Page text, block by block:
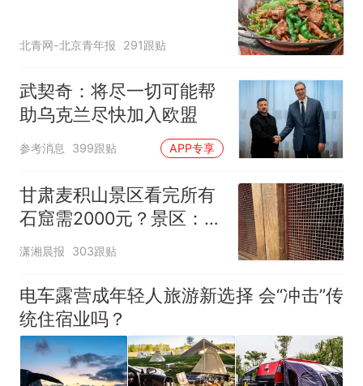
北青网-北京青年报 291跟贴
武契奇：将尽一切可能帮
助乌克兰尽快加入欧盟
参考消息 399跟贴 APP专享
甘肃麦积山景区看完所有
石窟需2000元？景区：部
分石窟受特别保护，游客
潇湘晨报 303跟贴
电车露营成年轻人旅游新选择 会“冲击”传
统住宿业吗？